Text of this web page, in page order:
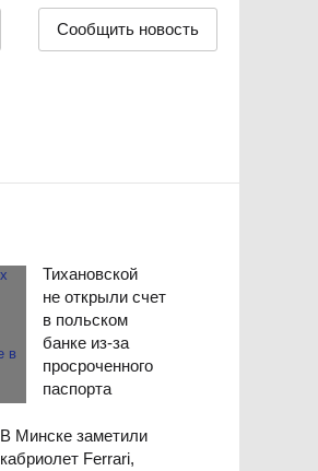
Сообщить новость
Тихановской
не открыли счет
в польском
банке из-за
просроченного
паспорта
В Минске заметили
кабриолет Ferrari,